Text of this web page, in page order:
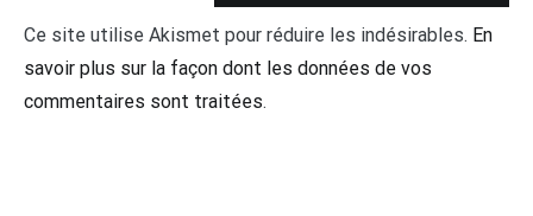
Ce site utilise Akismet pour réduire les indésirables. En
savoir plus sur la façon dont les données de vos
commentaires sont traitées.